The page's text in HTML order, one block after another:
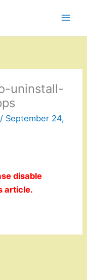
uninstall-
/ September 24,
disable
article.